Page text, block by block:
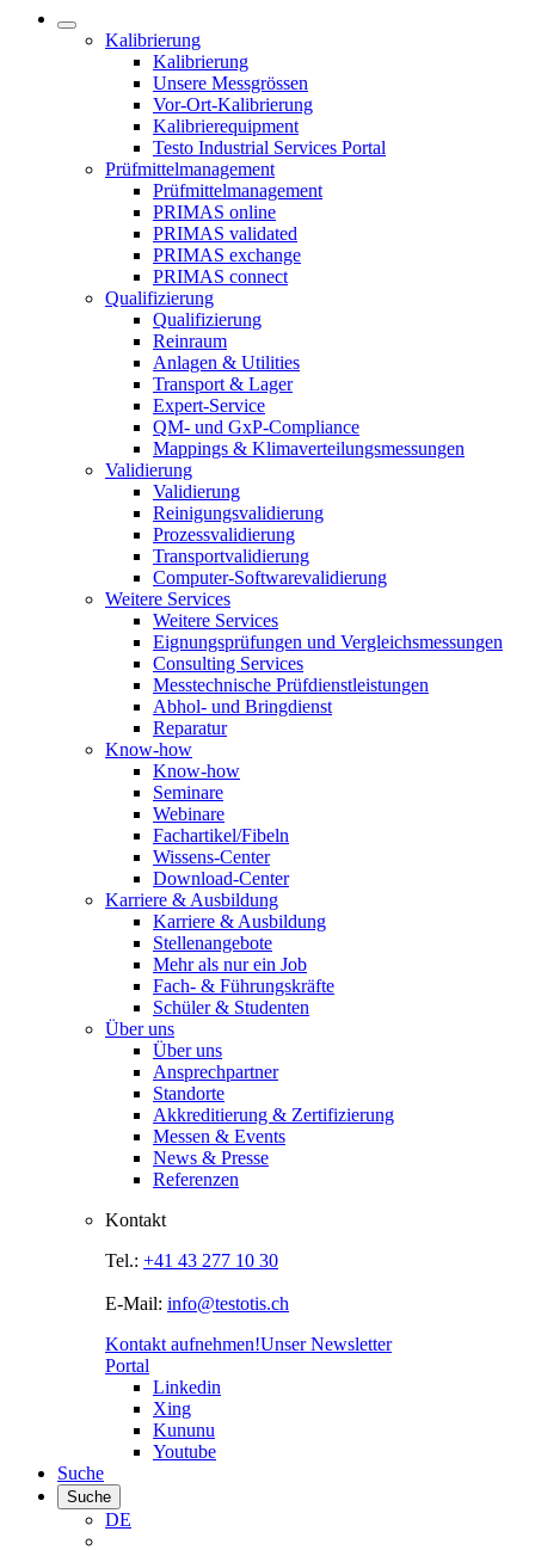
Kalibrierung
Kalibrierung
Unsere Messgrössen
Vor-Ort-Kalibrierung
Kalibrierequipment
Testo Industrial Services Portal
Prüfmittelmanagement
Prüfmittelmanagement
PRIMAS online
PRIMAS validated
PRIMAS exchange
PRIMAS connect
Qualifizierung
Qualifizierung
Reinraum
Anlagen & Utilities
Transport & Lager
Expert-Service
QM- und GxP-Compliance
Mappings & Klimaverteilungsmessungen
Validierung
Validierung
Reinigungsvalidierung
Prozessvalidierung
Transportvalidierung
Computer-Softwarevalidierung
Weitere Services
Weitere Services
Eignungsprüfungen und Vergleichsmessungen
Consulting Services
Messtechnische Prüfdienstleistungen
Abhol- und Bringdienst
Reparatur
Know-how
Know-how
Seminare
Webinare
Fachartikel/Fibeln
Wissens-Center
Download-Center
Karriere & Ausbildung
Karriere & Ausbildung
Stellenangebote
Mehr als nur ein Job
Fach- & Führungskräfte
Schüler & Studenten
Über uns
Über uns
Ansprechpartner
Standorte
Akkreditierung & Zertifizierung
Messen & Events
News & Presse
Referenzen
Kontakt
Tel.: +41 43 277 10 30
E-Mail: info@testotis.ch
Kontakt aufnehmen!Unser Newsletter
Portal
Linkedin
Xing
Kununu
Youtube
Suche
Suche
DE